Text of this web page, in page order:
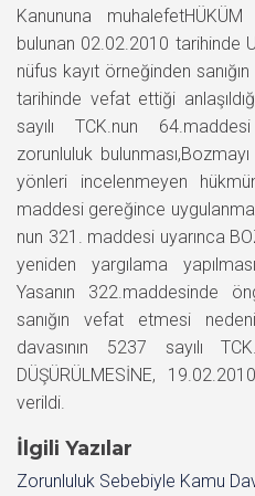
Kanununa
bulunan 02.02.2010 tarihinde
nüfus kayıt örneğinden
tarihinde vefat ettiği
sayılı TCK.nun
zorunluluk
yönleri incelenmeyen
maddesi gereğince
nun 321. maddesi uyarınca
yeniden yargılama
Yasanın 322.maddesinde
sanığın vefat etmesi
davasının 5237 sayılı
DÜŞÜRÜLMESİNE,
verildi.
İlgili Yazılar
Zorunluluk Sebebiyle Kamu